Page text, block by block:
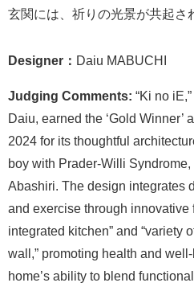
玄関には、祈りの光景が共起さ
Designer： Daiu MABUCHI
Judging Comments: “Ki no
Daiu, earned the ‘Gold Winner’
2024 for its thoughtful
boy with Prader-Willi
Abashiri. The design integrates
and exercise through innovative
integrated kitchen” and “variety
wall,” promoting health and
home’s ability to blend